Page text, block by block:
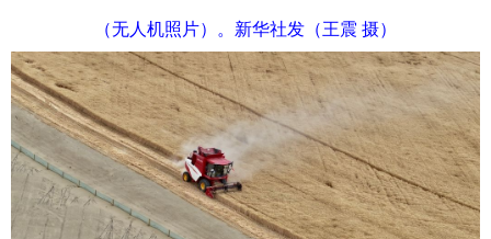
（无人机照片）。新华社发（王震 摄）